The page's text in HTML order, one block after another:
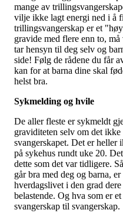
mange av
vilje ikke lagt energi ned i å
trillingsvangerskap er et
gravide med flere enn to,
tar hensyn til deg selv og
side! Følg de rådene du får
kan for at barna dine skal
helst bra.
Sykmelding og hvile
De aller fleste er sykmeldt
graviditeten selv om det
svangerskapet. Det er
på sykehus rundt uke 20.
dette som det var tidligere.
går bra med deg og barna,
hverdagslivet i den grad
belastende. Og hva som er
svangerskap til svangerskap.